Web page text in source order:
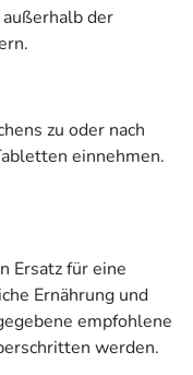
der
zu oder nach
einnehmen.
Ersatz für eine
Ernährung und
empfohlene
werden.